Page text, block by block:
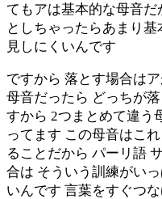
てもアは基本的な母音
としちゃったらあまり
見しにくいんです
ですから 落とす場合は
母音だったら どっちが
すから 2つまとめて違う
ってます この母音はこ
ることだから パーリ語
合は そういう訓練がい
いんです 言葉をすぐつ